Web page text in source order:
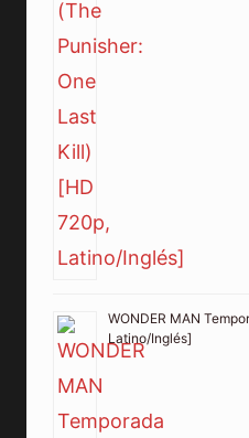
WONDER MAN
Latino/Inglés]